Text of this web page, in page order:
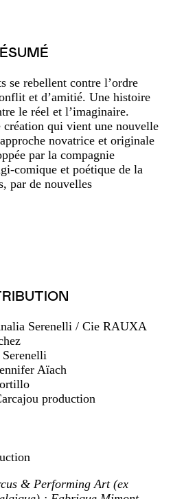
se rebellent contre l’ordre
et d’amitié. Une histoire
le réel et l’imaginaire.
création qui vient une nouvelle
novatrice et originale
par la compagnie
comique et poétique de la
par de nouvelles
Serenelli / Cie RAUXA
Aïach
production
& Performing Art (ex